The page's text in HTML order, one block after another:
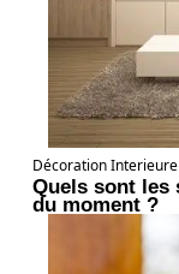
Décoration Interieure
Quels sont les
du moment ?